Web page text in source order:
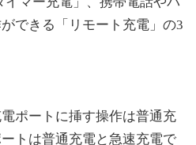
できる「リモート充電」の3
ポートに挿す操作は普通充
トは普通充電と急速充電で